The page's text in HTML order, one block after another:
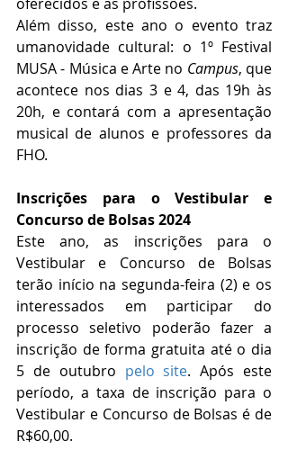
Além disso, este ano o evento traz
umanovidade cultural: o 1º Festival
MUSA - Música e Arte no Campus, que
acontece nos dias 3 e 4, das 19h às
20h, e contará com a apresentação
musical de alunos e professores da
FHO.
Inscrições para o Vestibular e
Concurso de Bolsas 2024
Este ano, as inscrições para o
Vestibular e Concurso de Bolsas
terão início na segunda-feira (2) e os
interessados em participar do
processo seletivo poderão fazer a
inscrição de forma gratuita até o dia
5 de outubro pelo site. Após este
período, a taxa de inscrição para o
Vestibular e Concurso de Bolsas é de
R$60,00.